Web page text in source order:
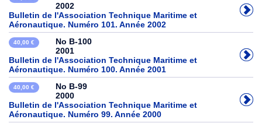
2002
Bulletin de l'Association Technique Maritime et
Aéronautique. Numéro 101. Année 2002
40,00 €
No B-100
2001
Bulletin de l'Association Technique Maritime et
Aéronautique. Numéro 100. Année 2001
40,00 €
No B-99
2000
Bulletin de l'Association Technique Maritime et
Aéronautique. Numéro 99. Année 2000